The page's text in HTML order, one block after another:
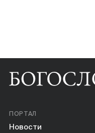
ПОРТАЛ
Новости